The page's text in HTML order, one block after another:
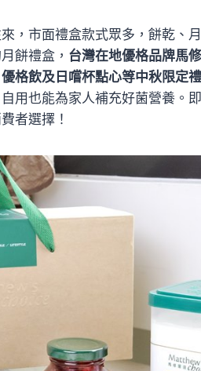
，市面禮盒款式眾多，餅乾、
餅禮盒， 台灣在地優格品牌馬
格飲及日嚐杯點心等中秋限定
用也能為家人補充好菌營養。
者選擇！